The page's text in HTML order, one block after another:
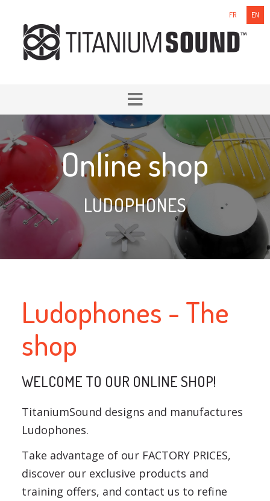
FR EN
Online shop
LUDOPHONES
Ludophones - The
shop
WELCOME TO OUR ONLINE SHOP!
TitaniumSound designs and manufactures
Ludophones.
Take advantage of our FACTORY PRICES,
discover our exclusive products and
training offers, and contact us to refine